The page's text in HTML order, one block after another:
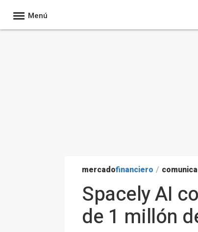
Menú
mercadofinanciero /
Spacely AI
de 1 millón